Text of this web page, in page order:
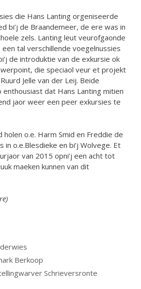
die Hans Lanting orgeniseerde
bi’j de Braandemeer, de ere was in
zels. Lanting leut veurofgaonde
een tal verschillende voegelnussies
de introduktie van de exkursie ok
die speciaol veur et projekt
Jelle van der Leij. Beide
enthousiast dat Hans Lanting mitien
jaor weer een peer exkursies te
holen o.e. Harm Smid en Freddie de
in o.e.Blesdieke en bi’j Wolvege. Et
van 2015 opni’j een acht tot
maeken kunnen van dit
Berkoop
Schrieversronte